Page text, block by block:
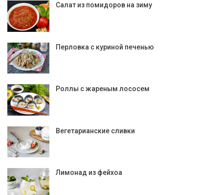
Салат из помидоров на зиму
Перловка с куриной печенью
Роллы с жареным лососем
Вегетарианские сливки
Лимонад из фейхоа